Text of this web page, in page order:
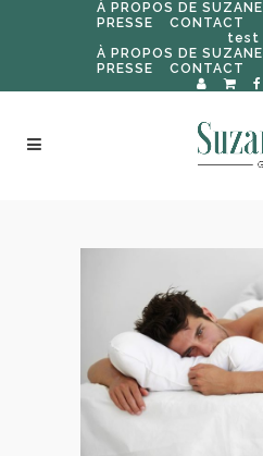
À PROPOS DE SUZANE
PRESSE
CONTACT
test
À PROPOS DE SUZANE
PRESSE
CONTACT